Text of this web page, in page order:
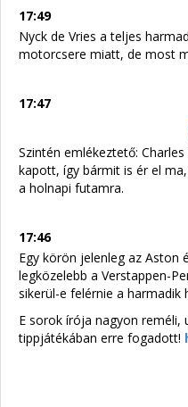
17:49
Nyck de Vries a teljes
motorcsere miatt, de most
17:47
Szintén emlékeztető:
kapott, így bármit is ér el
a holnapi futamra.
17:46
Egy körön jelenleg az Aston
legközelebb a Verstappen-
sikerül-e felérnie a harmadik
E sorok írója nagyon reméli,
tippjátékában erre fogadott!